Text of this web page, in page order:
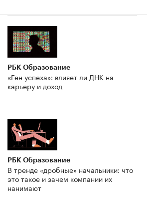
РБК Образование
«Ген успеха»: влияет ли ДНК на
карьеру и доход
РБК Образование
В тренде «дробные» начальники: что
это такое и зачем компании их
нанимают